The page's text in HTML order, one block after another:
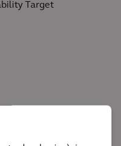
Target